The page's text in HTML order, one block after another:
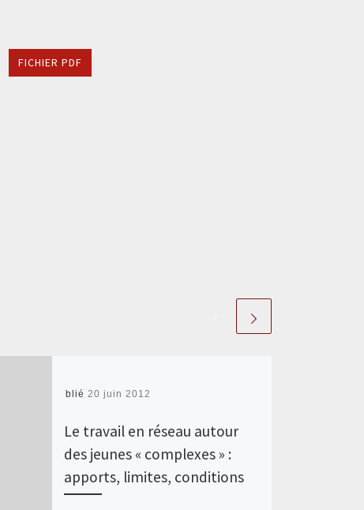
FICHIER PDF
Publié 20 juin 2012
Le travail en réseau autour
des jeunes « complexes » :
apports, limites, conditions